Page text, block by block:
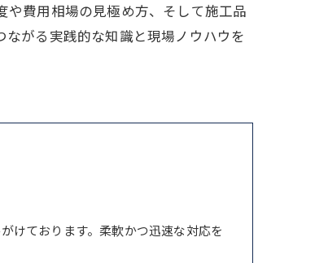
費用相場の見極め方、そして施工品
がる実践的な知識と現場ノウハウを
けております。柔軟かつ迅速な対応を